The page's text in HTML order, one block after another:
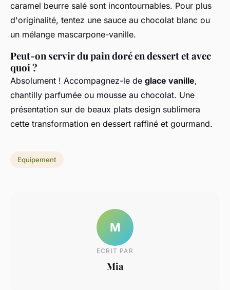
caramel beurre salé sont incontournables. Pour plus
d'originalité, tentez une sauce au chocolat blanc ou
un mélange mascarpone-vanille.
Peut-on servir du pain doré en dessert et avec
quoi ?
Absolument ! Accompagnez-le de glace vanille,
chantilly parfumée ou mousse au chocolat. Une
présentation sur de beaux plats design sublimera
cette transformation en dessert raffiné et gourmand.
Equipement
M
ECRIT PAR
Mia